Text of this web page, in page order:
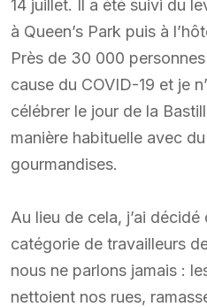
14 juillet. Il a été suivi du
à Queen’s Park puis à
Près de 30 000
cause du COVID-19 et je
célébrer le jour de la
manière habituelle avec
gourmandises.
Au lieu de cela, j’ai
catégorie de travailleurs
nous ne parlons jamais :
nettoient nos rues,